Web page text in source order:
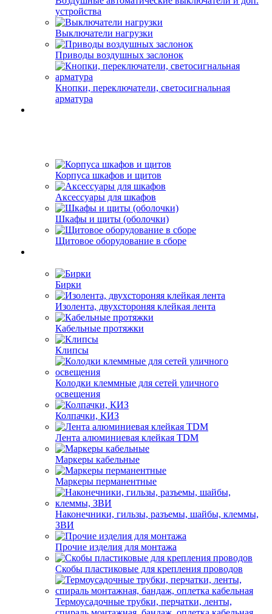
устройства
Выключатели нагрузки
Приводы воздушных заслонок
Кнопки, переключатели, светосигнальная
арматура
Корпуса шкафов и щитов
Аксессуары для шкафов
Шкафы и щиты (оболочки)
Щитовое оборудование в сборе
Бирки
Изолента, двухстороняя клейкая лента
Кабельные протяжки
Клипсы
Колодки клеммные для сетей уличного
освещения
Колпачки, КИЗ
Лента алюминиевая клейкая TDM
Маркеры кабельные
Маркеры перманентные
Наконечники, гильзы, разъемы, шайбы, клеммы,
ЗВИ
Прочие изделия для монтажа
Скобы пластиковые для крепления проводов
Термоусадочные трубки, перчатки, ленты,